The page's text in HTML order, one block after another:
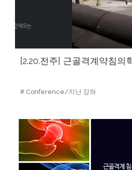
[2.20.전주] 근골격계약침의
# Conference/지난 강좌